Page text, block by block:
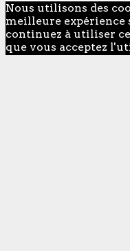
Nous utilisons des
meilleure expérience
continuez à utiliser
que vous acceptez